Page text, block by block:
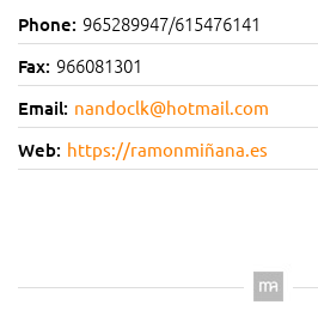
Phone: 965289947/615476141
Fax: 966081301
Email: nandoclk@hotmail.com
Web: https://ramonmiñana.es